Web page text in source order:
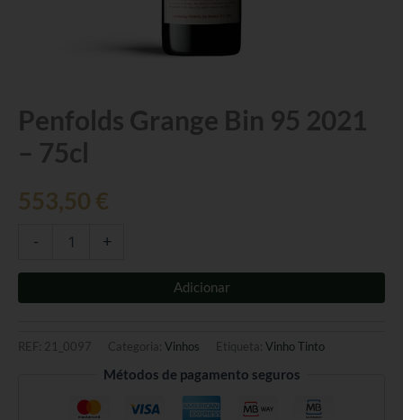
Penfolds Grange Bin 95 2021
– 75cl
553,50 €
-
Quantidade
de
Penfolds
Grange
95
+
Adicionar
REF: 21_0097 Categoria: Vinhos Etiqueta: Vinho Tinto
Métodos de pagamento seguros